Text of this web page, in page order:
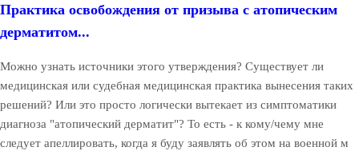
Практика освобождения от призыва с атопическим
дерматитом...
Можно узнать источники этого утверждения? Существует ли
медицинская или судебная медицинская практика вынесения таких
решений? Или это просто логически вытекает из симптоматики
диагноза "атопический дерматит"? То есть - к кому/чему мне
следует апеллировать, когда я буду заявлять об этом на военной м